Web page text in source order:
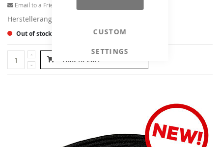
CUSTOM
SETTINGS
Email to a Friend
Herstellerangaben
Out of stock
Add to Cart